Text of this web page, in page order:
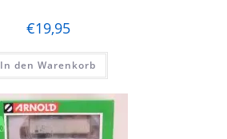
€19,95
In den Warenkorb